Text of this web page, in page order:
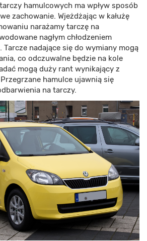
hamulcowych ma wpływ sposób
zachowanie. Wjeżdżając w kałużę
narażamy tarczę na
nagłym chłodzeniem
nadające się do wymiany mogą
co odczuwalne będzie na kole
mogą duży rant wynikający z
hamulce ujawnią się
na tarczy.